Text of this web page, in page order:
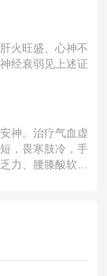
火旺盛、心神不
经衰弱见上述证
神。治疗气血虚
，畏寒肢冷，手
力、腰膝酸软也